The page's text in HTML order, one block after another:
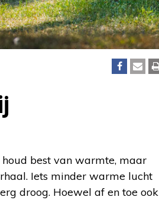
best van warmte, maar
Iets minder warme lucht
droog. Hoewel af en toe ook